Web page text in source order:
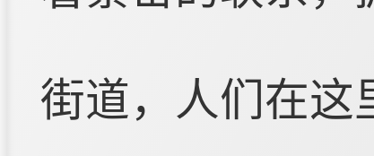
街道，人们在这